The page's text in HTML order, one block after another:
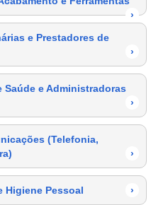
›
e Prestadores de
›
Saúde e Administradoras
›
(Telefonia,
›
Higiene Pessoal ›